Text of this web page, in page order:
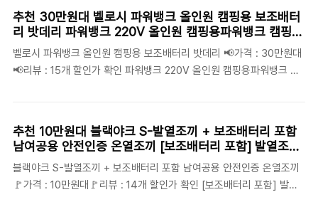
: 8만원대🚩리뷰 : 328개 할인가 확인 코콤 HP-910F HP910F 오토락
지문인식 푸쉬풀 비상키 도어락 교체설치 / 키, 고객직접설치, HP-
910F 고객직접설치 🚩가격 : 10만원대🚩리뷰 : 2개 할인가 확인 드림
글라스 유리문 전용 디지털보조키 손잡이 없음 도어락 DR150-S, 고객
직접설치 🚩가격 : 6만원대🚩리뷰 : 88개 할인가 확인 하이원플러스 1
추천 30만원대 벨로시 파워뱅크 올인원 캠핑용 보조배터
리 밧데리 파워뱅크 220V 올인원 캠핑용파워뱅크 캠핑용
배터리 대용량 초대용량 보조배터리 휴대용 전원 차박,
2200W 3000WH
벨로시 파워뱅크 올인원 캠핑용 보조배터리 밧데리 📢가격 : 30만원대
📢리뷰 : 15개 할인가 확인 파워뱅크 220V 올인원 캠핑용파워뱅크 캠
리브 📢가격 : 3만원대📢리뷰 : 66개 할인가 확인 코끼리 고속충전 미
니 LCD 잔량표시 PD 22.5W 보조배터리 10000mAh, 화이트, KPB-
RM10P1A1 📢가격 : 1만원대📢리뷰 : 882개 할인가 확인 앤커 맥고
Qi2 파워뱅크 무선충전 마그네틱 맥세이프 호환 보조배터리
추천 10만원대 블랙야크 S-발열조끼 + 보조배터리 포함
남여공용 안전인증 온열조끼 [보조배터리 포함] 발열조끼
열선 온열 온슬림 여행용 C타입 10000mAh
블랙야크 S-발열조끼 + 보조배터리 포함 남여공용 안전인증 온열조끼
🚩가격 : 10만원대🚩리뷰 : 14개 할인가 확인 [보조배터리 포함] 발열